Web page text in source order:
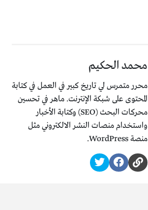
محمد الحكيم
محرر متمرس لي تاريخ كبير في العمل في كتابة
المحتوى على شبكة الإنترنت. ماهر في تحسين
محركات البحث (SEO) وكتابة الأخبار
واستخدام منصات النشر الالكتروني مثل
منصة WordPress.